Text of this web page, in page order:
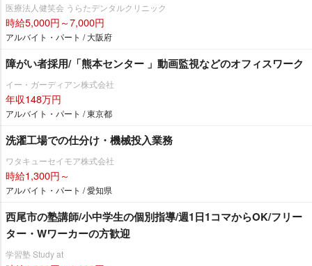
医療法人健笑会 うらたデンタルクリニック
時給5,000円～7,000円
アルバイト・パート / 大阪府
障がい者採用/「熊本センター 」動画監視などのオフィスワーク
イー・ガーディアン株式会社
年収148万円
アルバイト・パート / 東京都
洗濯工場での仕分け・機械投入業務
ワタキューセイモア株式会社
時給1,300円～
アルバイト・パート / 愛知県
西尾市の塾講師/小中学生の個別指導/週1日1コマからOK/フリー
ター・Wワーカーの方歓迎
学習塾 Study at